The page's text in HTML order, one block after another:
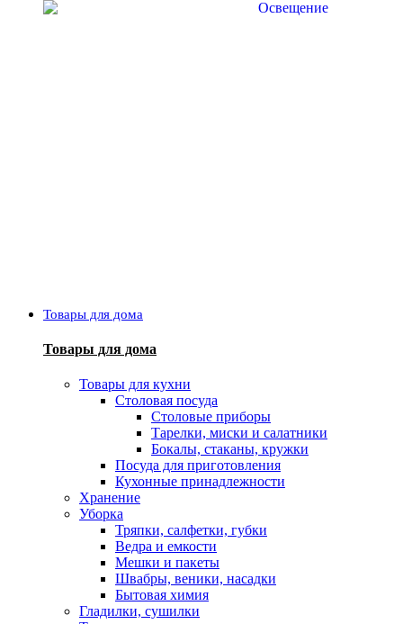
Товары для дома
Товары для дома
Товары для кухни
Столовая посуда
Столовые приборы
Тарелки, миски и салатники
Бокалы, стаканы, кружки
Посуда для приготовления
Кухонные принадлежности
Хранение
Уборка
Тряпки, салфетки, губки
Ведра и емкости
Мешки и пакеты
Швабры, веники, насадки
Бытовая химия
Гладилки, сушилки